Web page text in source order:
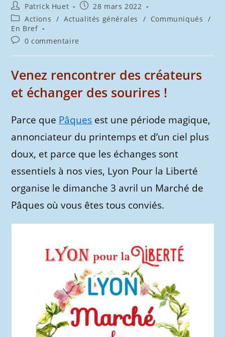
Auteur/autrice
de
la
publication :
Patrick Huet
Publication
publiée :
28 mars 2022
Post
category:
Actions / Actualités générales / Communiqués /
En Bref
Commentaires
la
publication :
0 commentaire
Venez rencontrer des créateurs
et échanger des sourires !
Parce que Pâques est une période magique,
annonciateur du printemps et d’un ciel plus
doux, et parce que les échanges sont
essentiels à nos vies, Lyon Pour la Liberté
organise le dimanche 3 avril un Marché de
Pâques où vous êtes tous conviés.